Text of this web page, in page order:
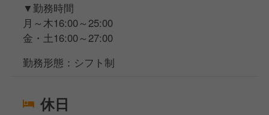
▼勤務時間
月～木16:00～25:00
金・土16:00～27:00
勤務形態：シフト制
休日